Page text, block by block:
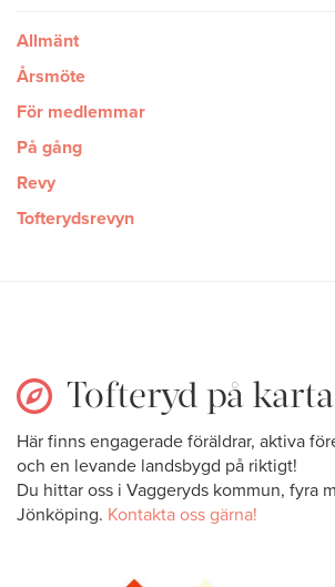
Allmänt
Årsmöte
För medlemmar
På gång
Revy
Tofterydsrevyn
Tofteryd på
Här finns engagerade föräldrar, aktiva
och en levande landsbygd på riktigt!
Du hittar oss i Vaggeryds kommun, fyra
Jönköping. Kontakta oss gärna!